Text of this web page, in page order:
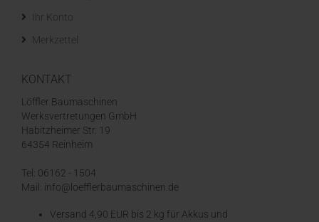
Ihr Konto
Merkzettel
KONTAKT
Löffler Baumaschinen
Werksvertretungen GmbH
Habitzheimer Str. 19
64354 Reinheim
Tel: 06162 - 1504
Mail: info@loefflerbaumaschinen.de
Versand 4,90 EUR bis 2 kg für Akkus und